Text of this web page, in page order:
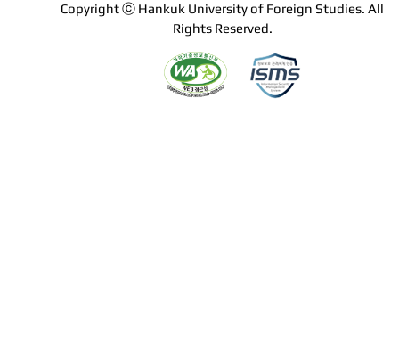
Copyright ⓒ Hankuk University of Foreign Studies. All
Rights Reserved.